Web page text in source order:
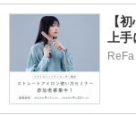
【
上
ReFa